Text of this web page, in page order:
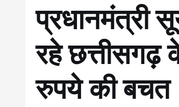
प्रधानमंत्री
रहे छत्तीसगढ़
रुपये की बचत